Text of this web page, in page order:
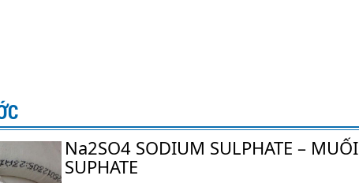
Na2SO4 SODIUM SULPHATE – MUỐI
SUPHATE